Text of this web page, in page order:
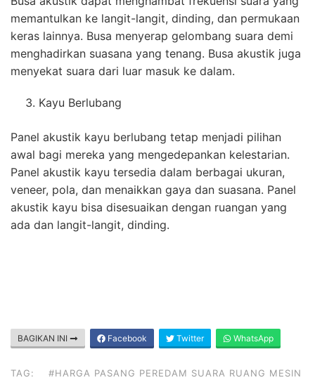
memantulkan ke langit-langit, dinding, dan permukaan
keras lainnya. Busa menyerap gelombang suara demi
menghadirkan suasana yang tenang. Busa akustik juga
menyekat suara dari luar masuk ke dalam.
Kayu Berlubang
Panel akustik kayu berlubang tetap menjadi pilihan
awal bagi mereka yang mengedepankan kelestarian.
Panel akustik kayu tersedia dalam berbagai ukuran,
veneer, pola, dan menaikkan gaya dan suasana. Panel
akustik kayu bisa disesuaikan dengan ruangan yang
ada dan langit-langit, dinding.
BAGIKAN INI Facebook Twitter WhatsApp
TAG:
#HARGA PASANG PEREDAM SUARA RUANG MESIN